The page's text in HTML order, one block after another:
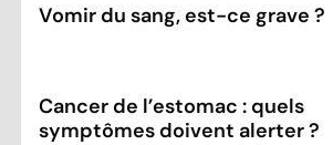
Vomir du sang, est-ce grave ?
Cancer de l’estomac : quels
symptômes doivent alerter ?